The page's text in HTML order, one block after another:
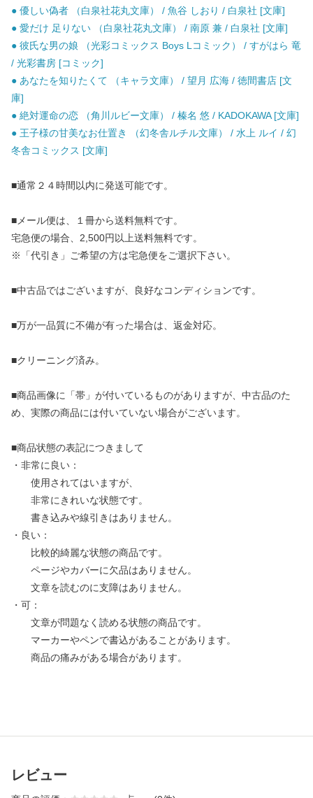
● 優しい偽者 （白泉社花丸文庫） / 魚谷 しおり / 白泉社 [文庫]
● 愛だけ 足りない （白泉社花丸文庫） / 南原 兼 / 白泉社 [文庫]
● 彼氏な男の娘 （光彩コミックス Boys Lコミック） / すがはら 竜
/ 光彩書房 [コミック]
● あなたを知りたくて （キャラ文庫） / 望月 広海 / 徳間書店 [文
庫]
● 絶対運命の恋 （角川ルビー文庫） / 榛名 悠 / KADOKAWA [文庫]
● 王子様の甘美なお仕置き （幻冬舎ルチル文庫） / 水上 ルイ / 幻
冬舎コミックス [文庫]
■通常２４時間以内に発送可能です。
■メール便は、１冊から送料無料です。
宅急便の場合、2,500円以上送料無料です。
※「代引き」ご希望の方は宅急便をご選択下さい。
■中古品ではございますが、良好なコンディションです。
■万が一品質に不備が有った場合は、返金対応。
■クリーニング済み。
■商品画像に「帯」が付いているものがありますが、中古品のた
め、実際の商品には付いていない場合がございます。
■商品状態の表記につきまして
・非常に良い：
使用されてはいますが、
非常にきれいな状態です。
書き込みや線引きはありません。
・良い：
比較的綺麗な状態の商品です。
ページやカバーに欠品はありません。
文章を読むのに支障はありません。
・可：
文章が問題なく読める状態の商品です。
マーカーやペンで書込があることがあります。
商品の痛みがある場合があります。
レビュー